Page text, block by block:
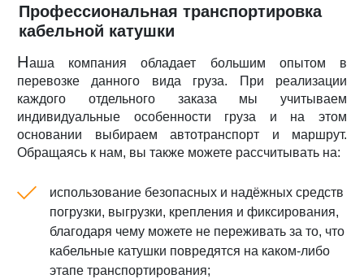
Профессиональная транспортировка
кабельной катушки
Наша компания обладает большим опытом в
перевозке данного вида груза. При реализации
каждого отдельного заказа мы учитываем
индивидуальные особенности груза и на этом
основании выбираем автотранспорт и маршрут.
Обращаясь к нам, вы также можете рассчитывать на:
использование безопасных и надёжных средств
погрузки, выгрузки, крепления и фиксирования,
благодаря чему можете не переживать за то, что
кабельные катушки повредятся на каком-либо
этапе транспортирования;